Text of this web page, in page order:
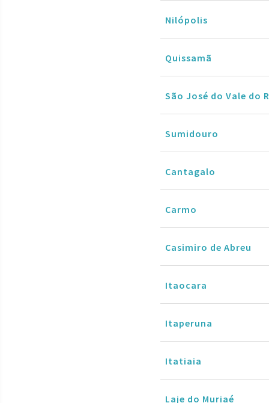
Nilópolis
Quissamã
São José do Vale do
Sumidouro
Cantagalo
Carmo
Casimiro de Abreu
Itaocara
Itaperuna
Itatiaia
Laje do Muriaé